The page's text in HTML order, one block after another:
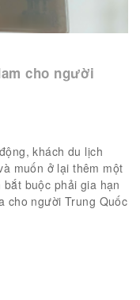
cho người
khách du lịch
muốn ở lại thêm một
buộc phải gia hạn
cho người Trung Quốc